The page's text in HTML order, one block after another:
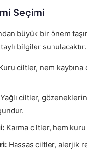
Seçimi
büyük bir önem
bilgiler sunulacaktır.
Kuru ciltler, nem kaybına
Yağlı ciltler,
Karma ciltler, hem
Hassas ciltler, alerjik